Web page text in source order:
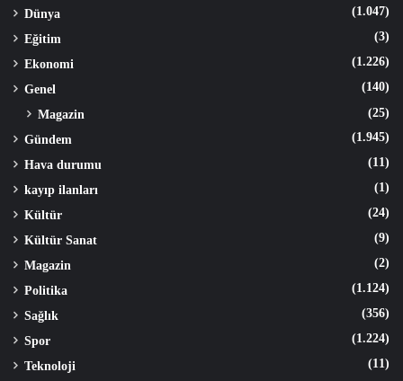
Dünya (1.047)
Eğitim (3)
Ekonomi (1.226)
Genel (140)
Magazin (25)
Gündem (1.945)
Hava durumu (11)
kayıp ilanları (1)
Kültür (24)
Kültür Sanat (9)
Magazin (2)
Politika (1.124)
Sağlık (356)
Spor (1.224)
Teknoloji (11)